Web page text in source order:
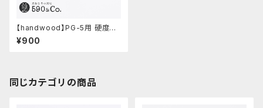
【handwood】PG-5用 硬度表
示窓 (アルミ/窓なし)
¥900
同じカテゴリの商品